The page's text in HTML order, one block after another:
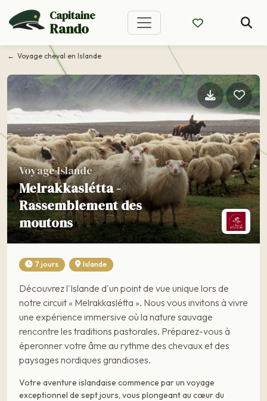
Capitaine
Rando
Voyage cheval en Islande
Voyage Islande
Melrakkaslétta -
Rassemblement des
moutons
7 jours Islande
Découvrez l'Islande d'un point de vue unique lors de
notre circuit « Melrakkaslétta ». Nous vous invitons à vivre
une expérience immersive où la nature sauvage
rencontre les traditions pastorales. Préparez-vous à
éperonner votre âme au rythme des chevaux et des
paysages nordiques grandioses.
Votre aventure islandaise commence par un voyage
exceptionnel de sept jours, vous plongeant au cœur du